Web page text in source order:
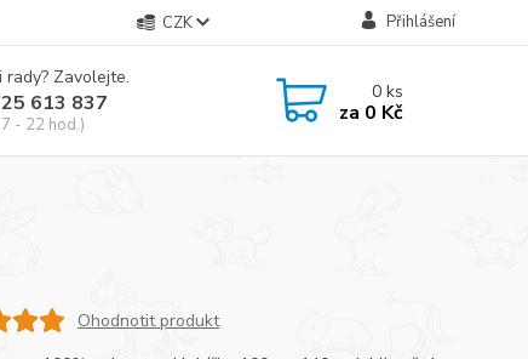
CZK Přihlášení
rady? Zavolejte.
613 837
- 22 hod.)
0ks
za 0 Kč
Ohodnotit produkt